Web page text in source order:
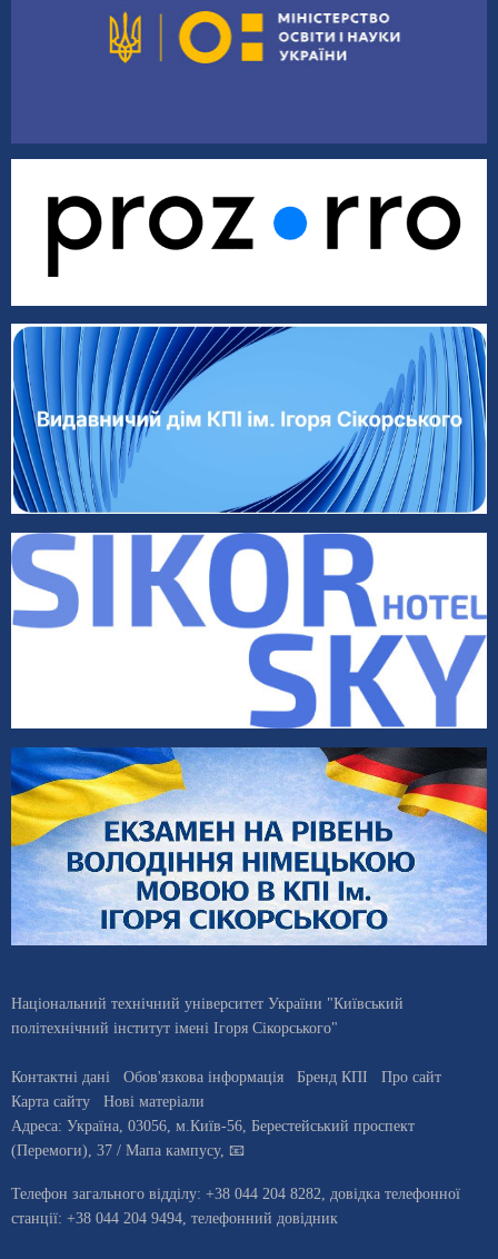
Національний технічний університет України "Київський
політехнічний інститут імені Ігоря Сікорського"
Контактні дані Обов'язкова інформація Бренд КПІ
Про сайт
Карта сайту
Нові матеріали
Адреса: Україна 03056 , м. Київ-56, Берестейський проспект
(Перемоги), 37 / Мапа кампусу, 📧
Телефон загального відділу: +38 044 204 8282 , довiдка телефонної
станцiї: +38 044 204 9494 телефонний довідник